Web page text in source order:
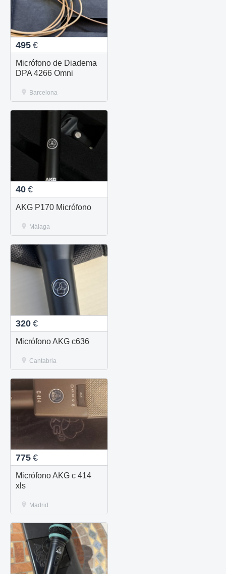
495 €
Micrófono de Diadema
DPA 4266 Omni
Barcelona
40 €
AKG P170 Micrófono
Málaga
320 €
Micrófono AKG c636
Cantabria
775 €
Micrófono AKG c 414
xls
Madrid